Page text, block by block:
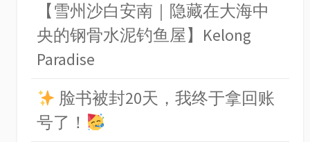
【雪州沙白安南｜隐藏在大海中
央的钢骨水泥钓鱼屋】Kelong
Paradise
脸书被封20天，我终于拿回账
号了！